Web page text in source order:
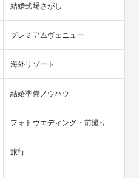
結婚式場さがし
プレミアムヴェニュー
海外リゾート
結婚準備ノウハウ
フォトウエディング・前撮り
旅行